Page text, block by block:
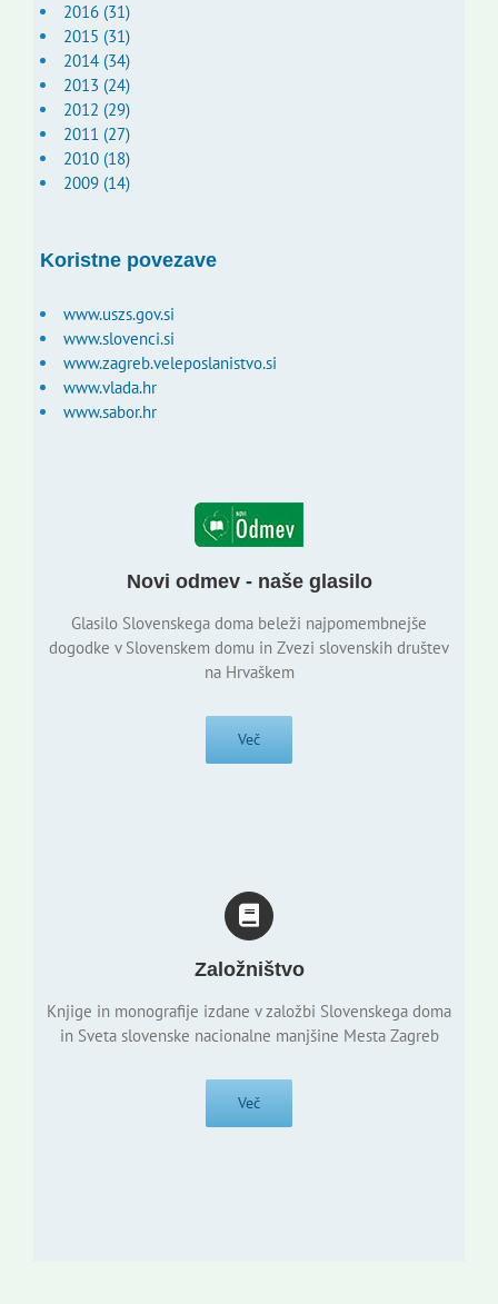
2016 (31)
2015 (31)
2014 (34)
2013 (24)
2012 (29)
2011 (27)
2010 (18)
2009 (14)
Koristne povezave
www.uszs.gov.si
www.slovenci.si
www.zagreb.veleposlanistvo.si
www.vlada.hr
www.sabor.hr
Novi odmev - naše glasilo
Glasilo Slovenskega doma beleži najpomembnejše
dogodke v Slovenskem domu in Zvezi slovenskih društev
na Hrvaškem
Več
Založništvo
Knjige in monografije izdane v založbi Slovenskega doma
in Sveta slovenske nacionalne manjšine Mesta Zagreb
Več